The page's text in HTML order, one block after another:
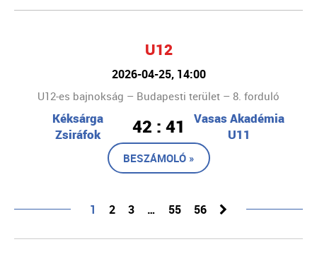
U12
2026-04-25, 14:00
U12-es bajnokság – Budapesti terület – 8. forduló
Kéksárga
Zsiráfok
42 : 41
Vasas Akadémia
U11
BESZÁMOLÓ »
1 2 3 … 55 56